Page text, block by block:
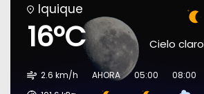
Iquique
16°C Cielo claro
2.6 km/h
AHORA 05:00 08:00